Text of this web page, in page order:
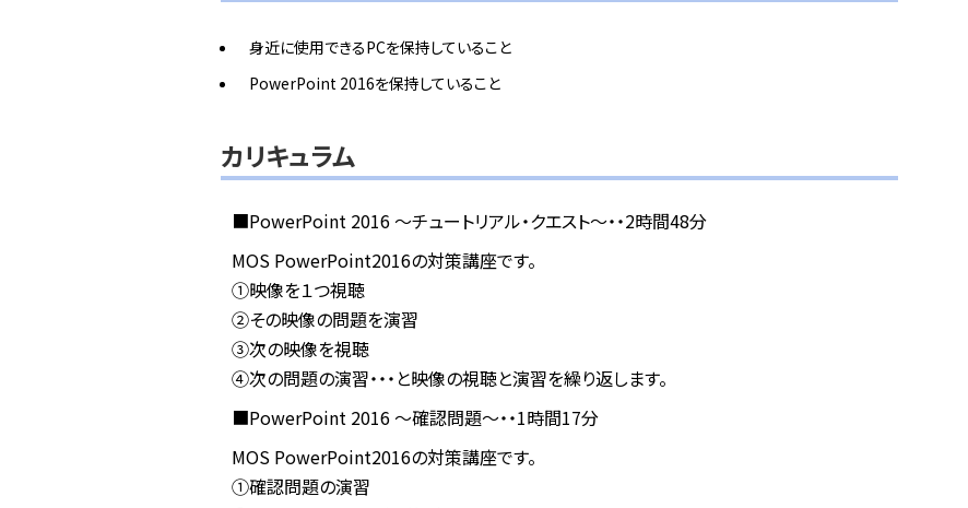
身近に使用できるPCを保持していること
PowerPoint 2016を保持していること
カリキュラム
■PowerPoint 2016 ～チュートリアル・クエスト～・・2時間48分
MOS PowerPoint2016の対策講座です。
①映像を１つ視聴
②その映像の問題を演習
③次の映像を視聴
④次の問題の演習・・・と映像の視聴と演習を繰り返します。
■PowerPoint 2016 ～確認問題～・・1時間17分
MOS PowerPoint2016の対策講座です。
①確認問題の演習